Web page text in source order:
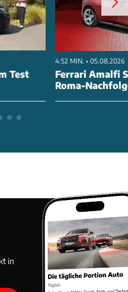
Test
4:52 MIN. • 05.08.2026
Ferrari Amalfi
Roma-
in